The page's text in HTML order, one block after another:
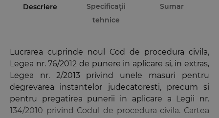
Descriere
Specificații
tehnice
Sumar
Lucrarea cuprinde noul Cod de procedura civila,
Legea nr. 76/2012 de punere in aplicare si, in extras,
Legea nr. 2/2013 privind unele masuri pentru
degrevarea instantelor judecatoresti, precum si
pentru pregatirea punerii in aplicare a Legii nr.
134/2010 privind Codul de procedura civila. Cartea